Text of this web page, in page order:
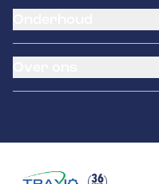
Pechhulp
Banden service
Klein onderhoud